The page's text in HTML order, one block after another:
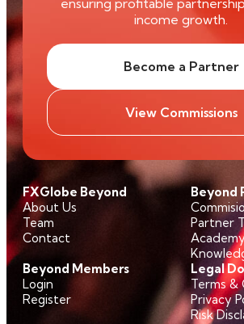
ensuring profitable
income growth.
Become a Partner
View Commissions
FXGlobe Beyond
About Us
Team
Contact
Beyond
Partner
Academy
Beyond Members
Login
Register
Legal
Terms &
Privacy
Risk